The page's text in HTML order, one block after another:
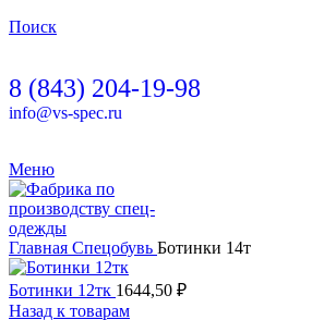
Поиск
8 (843) 204-19-98
info@vs-spec.ru
Меню
Главная Спецобувь Ботинки 14т
Ботинки 12тк 1644,50 ₽
Назад к товарам